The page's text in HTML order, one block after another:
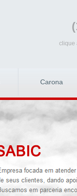
clique
Carona